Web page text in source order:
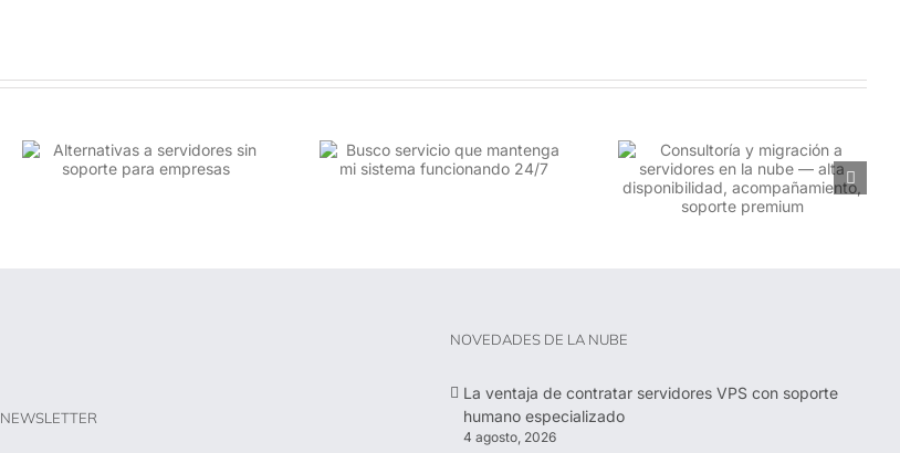
Busco servicio que mantenga
Consultoría y migración a
servidores en la nube — alta
Rescate Urgente de
Reputación en Redes Sociales
— Respuesta Inmediata y
NEWSLETTER
NOVEDADES DE LA NUBE
La ventaja de contratar servidores VPS con soporte
humano especializado
4 agosto, 2026